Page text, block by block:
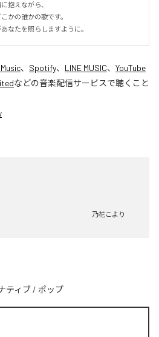
抱えながら、
かの誰かの歌です。
なたを照らしますように。
、 Spotify、 LINE MUSIC、 YouTube
などの音楽配信サービスで聴くこと
乃花こより
ティブ / ポップ